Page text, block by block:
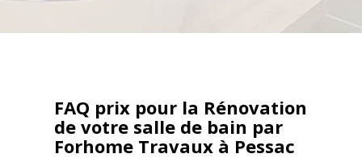
FAQ prix pour la Rénovation
de votre salle de bain par
Forhome Travaux à Pessac